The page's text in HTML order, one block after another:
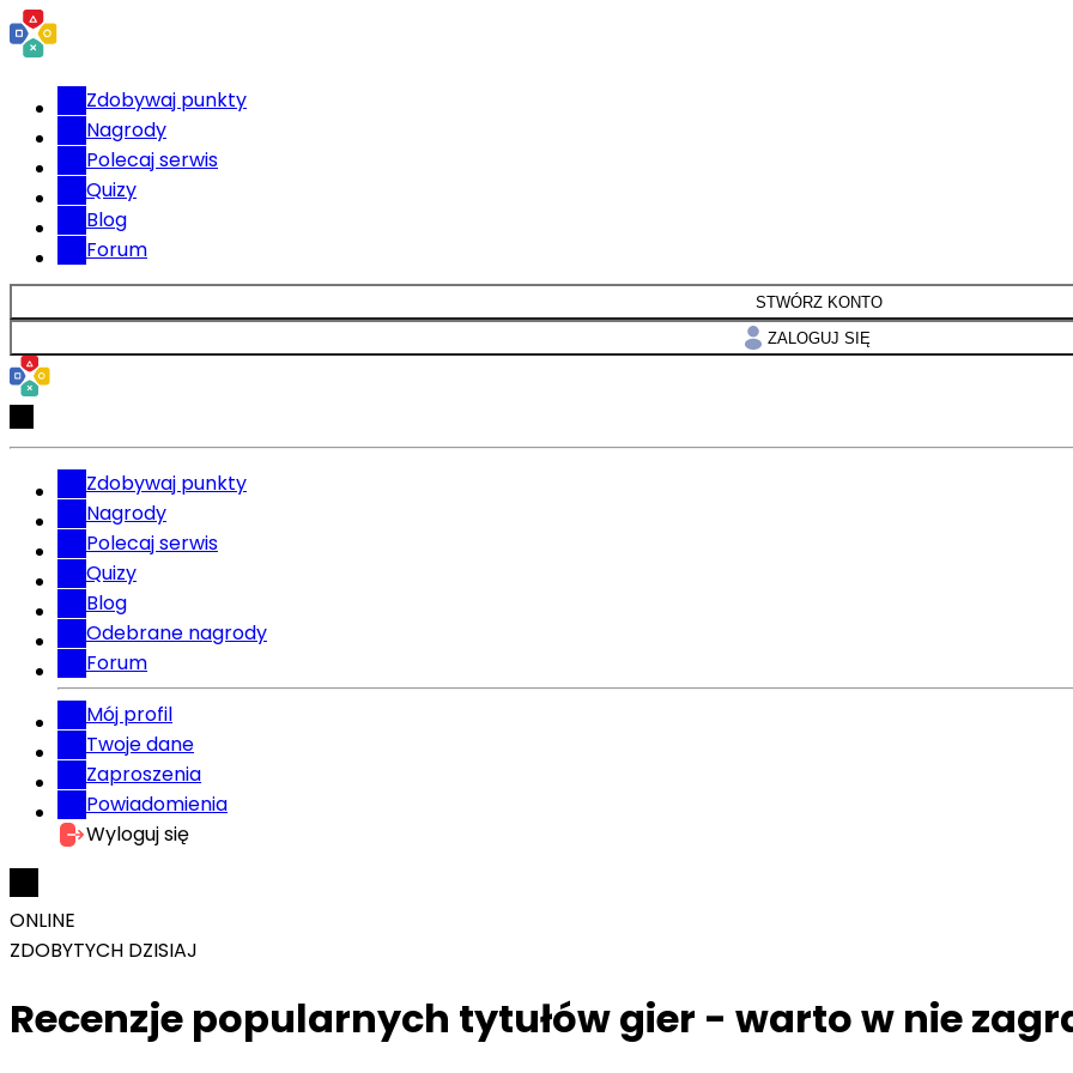
Zdobywaj punkty
Nagrody
Polecaj serwis
Quizy
Blog
Forum
STWÓRZ KONTO
ZALOGUJ SIĘ
Zdobywaj punkty
Nagrody
Polecaj serwis
Quizy
Blog
Odebrane nagrody
Forum
Mój profil
Twoje dane
Zaproszenia
Powiadomienia
Wyloguj się
ONLINE
ZDOBYTYCH DZISIAJ
Recenzje popularnych tytułów gier - warto w nie